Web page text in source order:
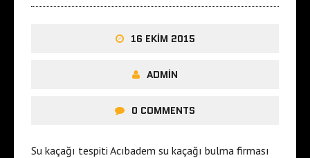
16 EKIM 2015
ADMIN
0 COMMENTS
Su kaçağı tespiti Acıbadem su kaçağı bulma firması